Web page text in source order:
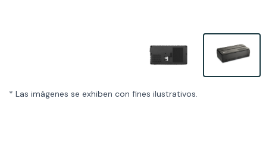
* Las imágenes se exhiben con fines ilustrativos.